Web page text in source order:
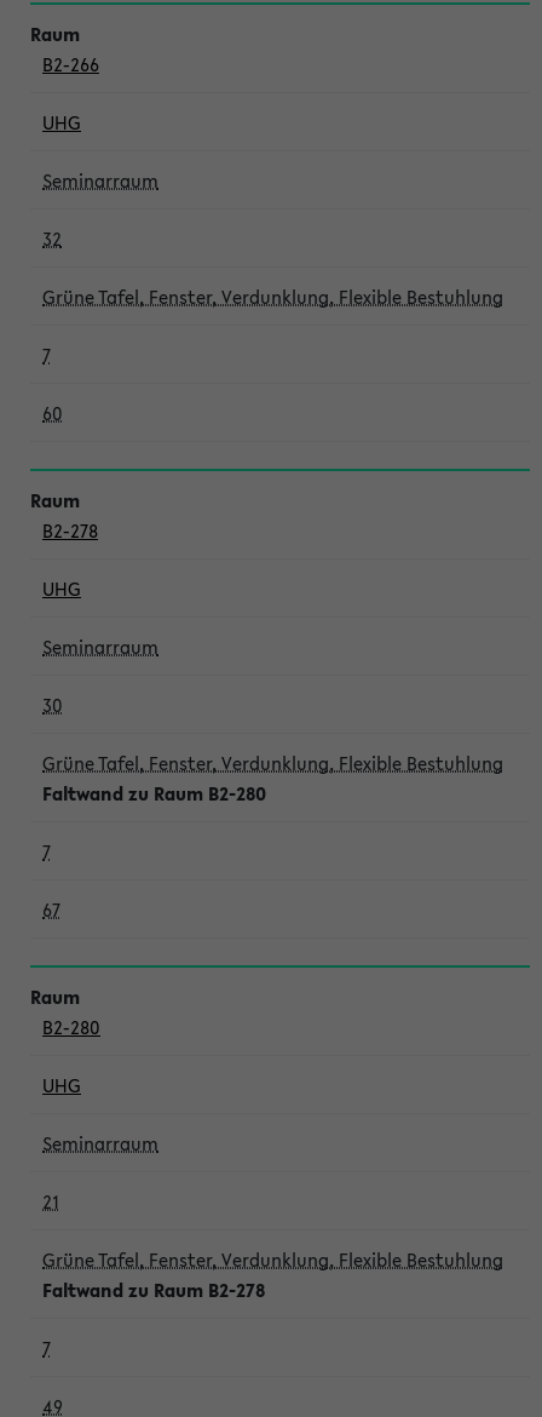
B2-266
UHG
Seminarraum
32
Grüne Tafel, Fenster, Verdunklung, Flexible Bestuhlung
7
60
B2-278
UHG
Seminarraum
30
Grüne Tafel, Fenster, Verdunklung, Flexible Bestuhlung
Faltwand zu Raum B2-280
7
67
B2-280
UHG
Seminarraum
21
Grüne Tafel, Fenster, Verdunklung, Flexible Bestuhlung
Faltwand zu Raum B2-278
7
49